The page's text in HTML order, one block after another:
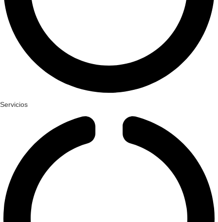
Servicios